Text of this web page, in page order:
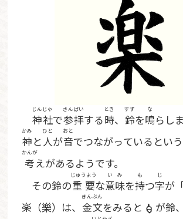
神社
じんじゃ
で参拝
さんぱい
する時
とき
、 鈴
すず
を鳴
な
らし
神
かみ
と人
ひと
が音
おと
でつながっているという
考
かんが
えがあるようです。
その鈴の重要
じゅうよう
な意味
いみ
を持
も
つ字
じ
が
楽（樂）は、 金文
きんぶん
をみると が鈴